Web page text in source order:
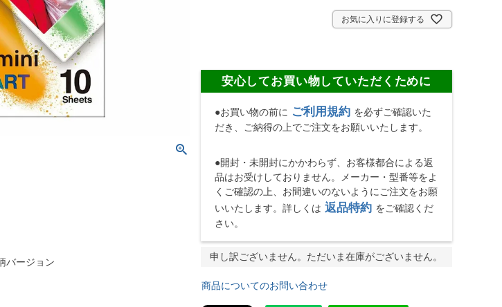
バージョン
お気に入りに登録する
安心してお買い物していただくために
●お買い物の前に ご利用規約 を必ずご確認いた
だき、ご納得の上でご注文をお願いいたします。
●開封・未開封にかかわらず、お客様都合による返
品はお受けしておりません。メーカー・型番等をよ
くご確認の上、お間違いのないようにご注文をお願
いいたします。詳しくは 返品特約 をご確認くだ
さい。
申し訳ございません。ただいま在庫がございません。
商品についてのお問い合わせ